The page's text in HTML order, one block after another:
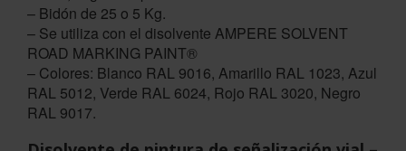
– Bidón de 25 o 5 Kg.
– Se utiliza con el disolvente AMPERE SOLVENT
ROAD MARKING PAINT®
– Colores: Blanco RAL 9016, Amarillo RAL 1023, Azul
RAL 5012, Verde RAL 6024, Rojo RAL 3020, Negro
RAL 9017.